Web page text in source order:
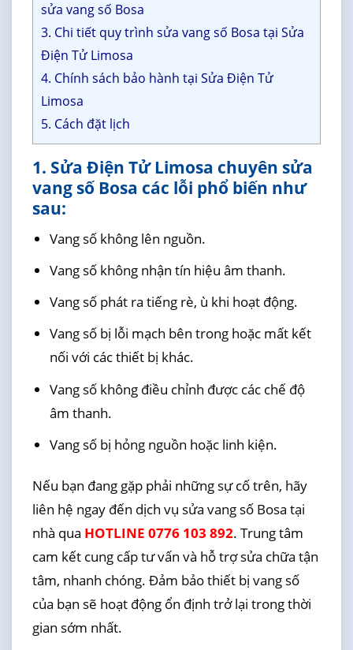
sửa vang số Bosa
3. Chi tiết quy trình sửa vang số Bosa tại Sửa
Điện Tử Limosa
4. Chính sách bảo hành tại Sửa Điện Tử
Limosa
5. Cách đặt lịch
1. Sửa Điện Tử Limosa chuyên sửa
vang số Bosa các lỗi phổ biến như
sau:
Vang số không lên nguồn.
Vang số không nhận tín hiệu âm thanh.
Vang số phát ra tiếng rè, ù khi hoạt động.
Vang số bị lỗi mạch bên trong hoặc mất kết
nối với các thiết bị khác.
Vang số không điều chỉnh được các chế độ
âm thanh.
Vang số bị hỏng nguồn hoặc linh kiện.
Nếu bạn đang gặp phải những sự cố trên, hãy
liên hệ ngay đến dịch vụ sửa vang số Bosa tại
nhà qua HOTLINE 0776 103 892. Trung tâm
cam kết cung cấp tư vấn và hỗ trợ sửa chữa tận
tâm, nhanh chóng. Đảm bảo thiết bị vang số
của bạn sẽ hoạt động ổn định trở lại trong thời
gian sớm nhất.